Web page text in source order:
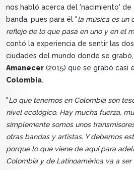
nos habló acerca del 'nacimiento' de
banda, pues para él "la música es un
reflejo de lo que pasa en uno y en el
contó la experiencia de sentir las
ciudades del mundo donde se
Amanecer (2015) que se grabó casi
Colombia.
"Lo que tenemos en Colombia son
nivel ecológico. Hay mucha fuerza,
simplemente somos unos
otras bandas y artistas. Y debemos
porque lo que viene de aquí para
Colombia y de Latinoamérica va a